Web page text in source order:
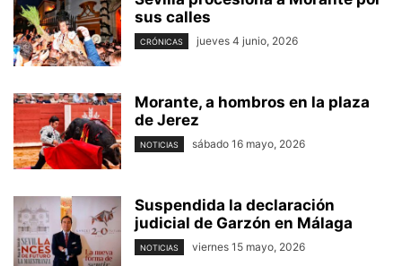
sus calles
CRÓNICAS jueves 4 junio, 2026
Morante, a hombros en la plaza
de Jerez
NOTICIAS sábado 16 mayo, 2026
Suspendida la declaración
judicial de Garzón en Málaga
NOTICIAS viernes 15 mayo, 2026